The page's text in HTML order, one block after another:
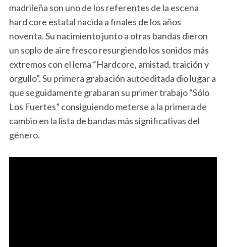
madrileña son uno de los referentes de la escena
hard core estatal nacida a finales de los años
noventa. Su nacimiento junto a otras bandas dieron
un soplo de aire fresco resurgiendo los sonidos más
extremos con el lema “Hardcore, amistad, traición y
orgullo”. Su primera grabación autoeditada dio lugar a
que seguidamente grabaran su primer trabajo “Sólo
Los Fuertes” consiguiendo meterse a la primera de
cambio en la lista de bandas más significativas del
género.